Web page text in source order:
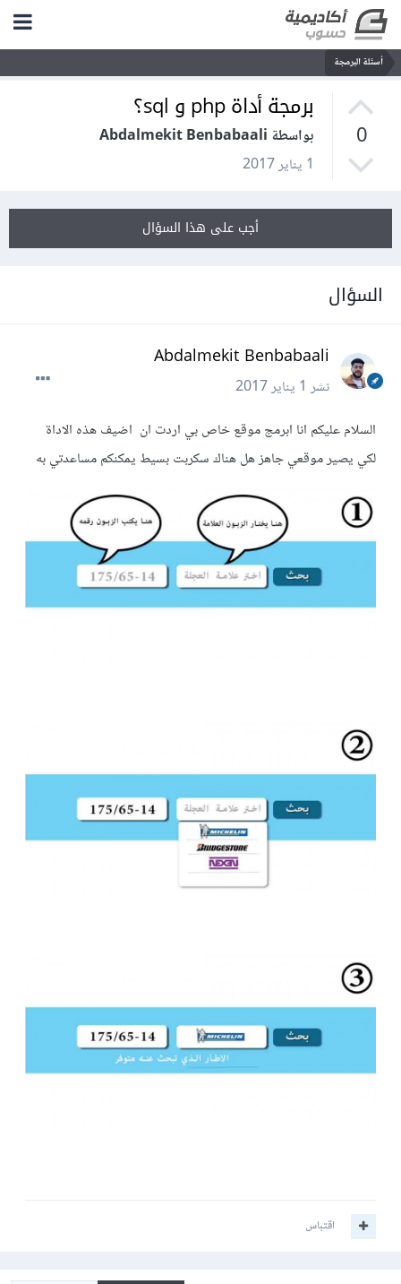
أسئلة البرمجة
0
برمجة أداة php و sql؟
بواسطة Abdalmekit Benbabaali
1 يناير 2017
أجب على هذا السؤال
السؤال
Abdalmekit Benbabaali
نشر1 يناير 2017
السلام عليكم انا ابرمج موقع خاص بي اردت ان اضيف هذه الاداة
لكي يصير موقعي جاهز هل هناك سكربت بسيط يمكنكم مساعدتي به
اقتباس